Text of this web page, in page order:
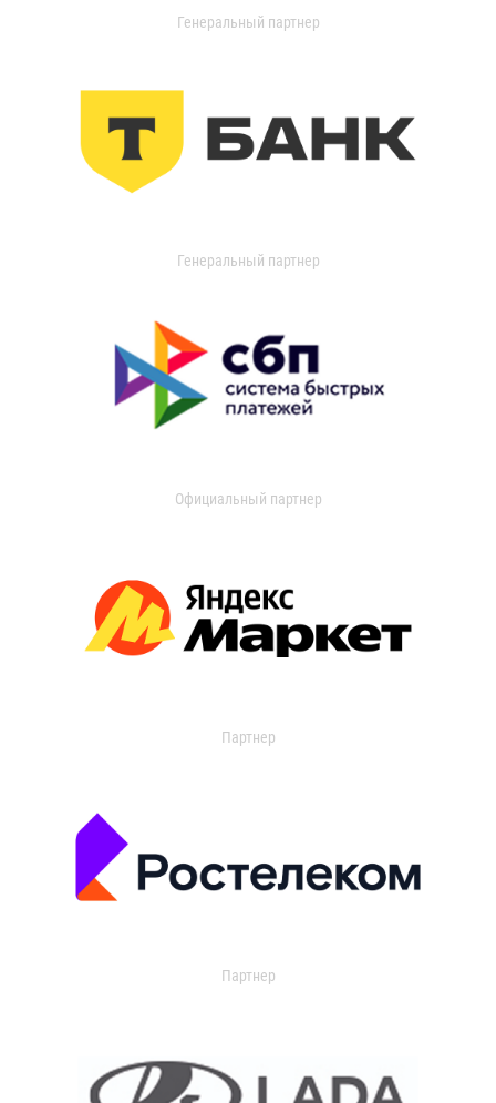
Генеральный партнер
Генеральный партнер
Официальный партнер
Партнер
Партнер